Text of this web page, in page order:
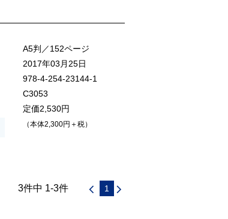
A5判／152ページ
2017年03月25日
978-4-254-23144-1
C3053
定価2,530円
（本体2,300円＋税）
3件中 1-3件 1